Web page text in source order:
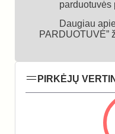
parduotuvės
Daugiau
PARDUOTUVĖ”
PIRKĖJŲ